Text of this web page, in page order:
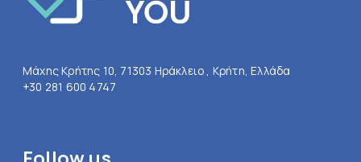
Μάχης Κρήτης 10, 71303 Ηράκλειο , Κρήτη, Ελλάδα
+30 281 600 4747